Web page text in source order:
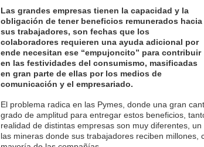
Las grandes empresas tienen la capacidad y la
obligación de tener beneficios remunerados hacia
sus trabajadores, son fechas que los
colaboradores requieren una ayuda adicional por
ende necesitan ese “empujoncito” para contribuir
en las festividades del consumismo, masificadas
en gran parte de ellas por los medios de
comunicación y el empresariado.
El problema radica en las Pymes, donde una gran
grado de amplitud para entregar estos beneficios,
realidad de distintas empresas son muy diferentes,
las mineras donde sus trabajadores reciben millones,